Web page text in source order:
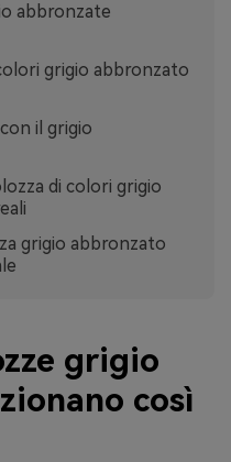
abbronzate
grigio abbronzato
il grigio
di colori grigio
grigio abbronzato
grigio
così